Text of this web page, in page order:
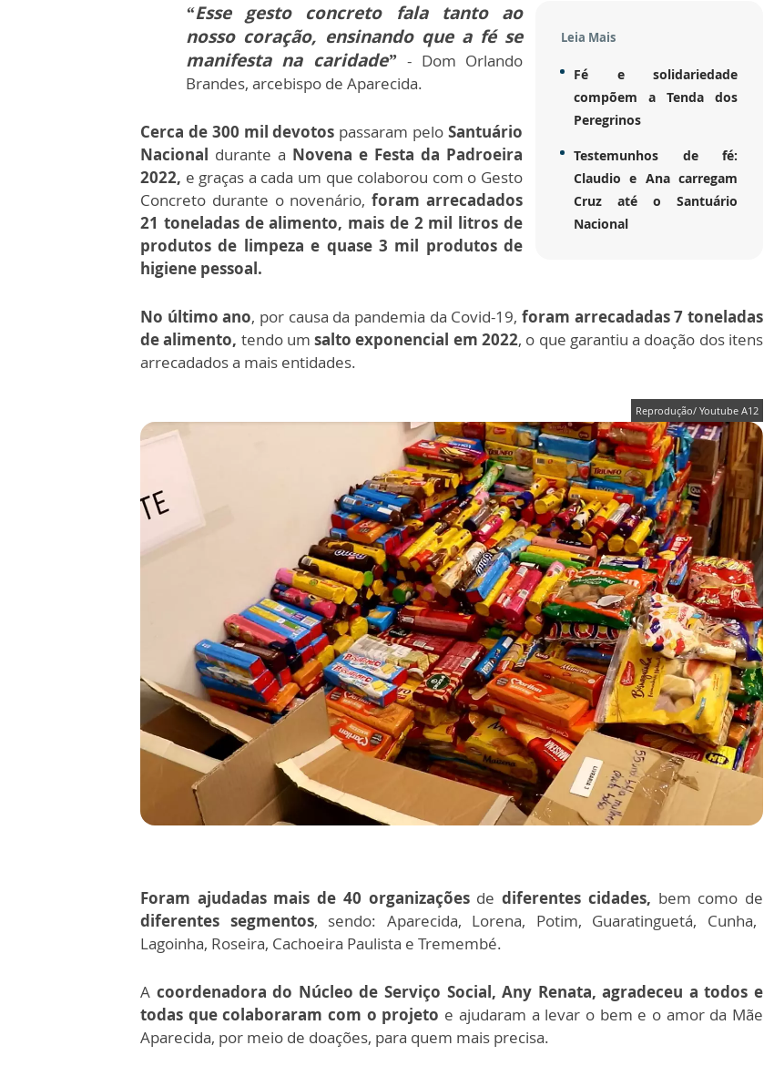
Leia Mais
Fé e solidariedade
compõem a Tenda dos
Peregrinos
Testemunhos de fé:
Claudio e Ana carregam
Cruz até o Santuário
Nacional
“Esse gesto concreto fala tanto ao
nosso coração, ensinando que a fé se
manifesta na caridade”- Dom Orlando
Brandes, arcebispo de Aparecida.
Cerca de 300 mil devotos passaram peloSantuário
Nacional durante a Novena e Festa da Padroeira
2022, e graças a cada um que colaborou com o Gesto
Concreto durante o novenário,foram arrecadados
21 toneladas de alimento, mais de 2 mil litros de
produtos de limpeza e quase 3 mil produtos de
higiene pessoal.
No último ano, por causa da pandemia da Covid-19,foram arrecadadas 7 toneladas
de alimento, tendo umsalto exponencial em 2022, o que garantiu a doação dos itens
arrecadados a mais entidades.
Reprodução/ Youtube A12
Foram ajudadas mais de 40 organizaçõesdediferentes cidades, bem como de
diferentes segmentos, sendo: Aparecida, Lorena, Potim, Guaratinguetá, Cunha,
Lagoinha, Roseira, Cachoeira Paulista e Tremembé.
A coordenadora do Núcleo de Serviço Social, Any Renata, agradeceu a todos e
todas que colaboraram com o projeto e ajudaram a levar o bem e o amor da Mãe
Aparecida, por meio de doações, para quem mais precisa.